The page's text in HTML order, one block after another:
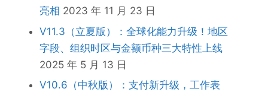
亮相 2023 年 11 月 23 日
V11.3（立夏版）：全球化能力升级！地区
字段、组织时区与金额币种三大特性上线
2025 年 5 月 13 日
V10.6（中秋版）：支付新升级，工作表